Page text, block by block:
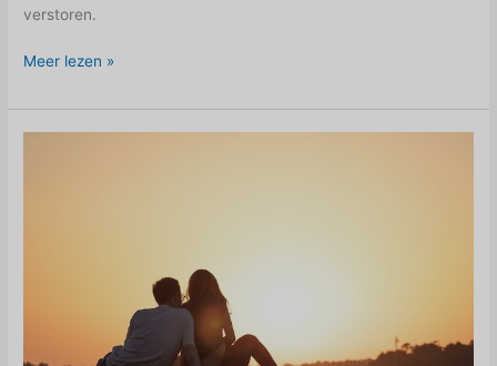
verstoren.
Het
van
salarissen
Meer lezen »